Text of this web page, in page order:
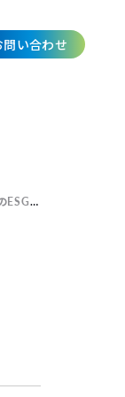
問い合わせ
ました。